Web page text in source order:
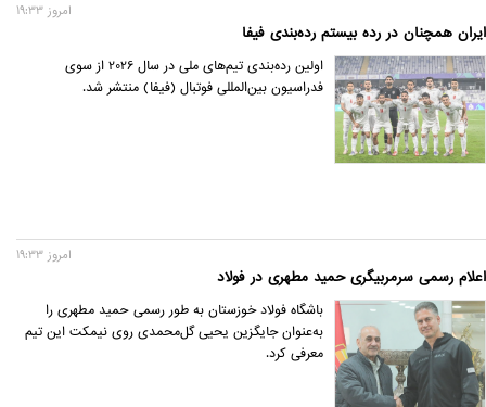
ایران همچنان در رده بیستم رده‌بندی فیفا
امروز 19:33
اولین رده‌بندی تیم‌های ملی در سال 2026 از سوی
فدراسیون بین‌المللی فوتبال (فیفا) منتشر شد.
اعلام رسمی سرمربیگری حمید مطهری در فولاد
امروز 19:33
باشگاه فولاد خوزستان به طور رسمی حمید مطهری را
به‌عنوان جایگزین یحیی گل‌محمدی روی نیمکت این تیم
معرفی کرد.